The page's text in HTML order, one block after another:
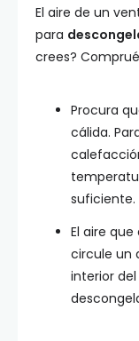
El aire de un
para
crees?
Procura
cálida.
suficiente.
El aire
circule un
interior